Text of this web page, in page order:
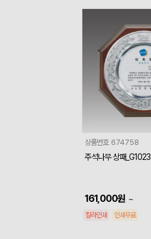
상품번호 674758
주석나무 상패_G1023
161,000원 ~
칼라인쇄 인쇄무료